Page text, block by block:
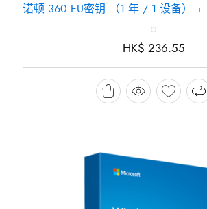
诺顿 360 EU密钥 （1 年 / 1 设备） +
HK$ 236.55